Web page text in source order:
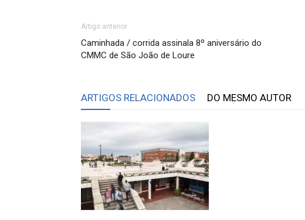
Artigo anterior
Caminhada / corrida assinala 8º aniversário do
CMMC de São João de Loure
ARTIGOS RELACIONADOS DO MESMO AUTOR